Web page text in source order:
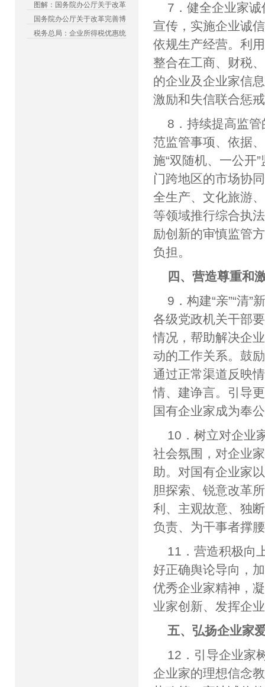
图解：国务院办公厅关于改革
国务院办公厅关于改革完善博
税务总局：企业所得税优惠统
7．健全企业家
宣传，实施企业诚
依规生产经营。利
整合在工商、财税
的企业及企业家信
激励和失信联合惩
8．持续提高监
范监管事项、依据
施“双随机、一公开
门跨地区的市场协
全生产、文化旅游
等领域推行综合执
励创新的审慎监管
负担。
四、营造尊重和
9．构建“亲”“清
各级党政机关干部
情况，帮助解决企
动的工作关系。鼓
通过正常渠道反映
情、建诤言。引导
国有企业家成为奉
10．树立对企业
社会氛围，对企业
助。对国有企业家
胆探索、锐意改革
利、主观故意、独
负责、为干事者撑
11．营造积极向
好正确舆论导向，
优秀企业家精神，
业家创新、发挥企
五、弘扬企业家
12．引导企业家
企业家的理想信念